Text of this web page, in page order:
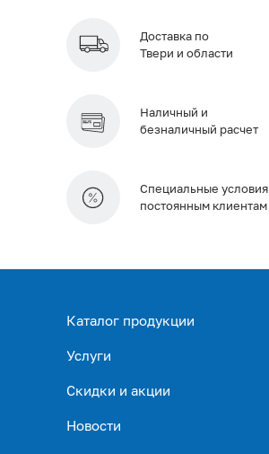
Доставка по
Твери и области
Специальные условия
постоянным клиентам
Наличный и
безналичный расчет
Каталог продукции
Услуги
Скидки и акции
Новости